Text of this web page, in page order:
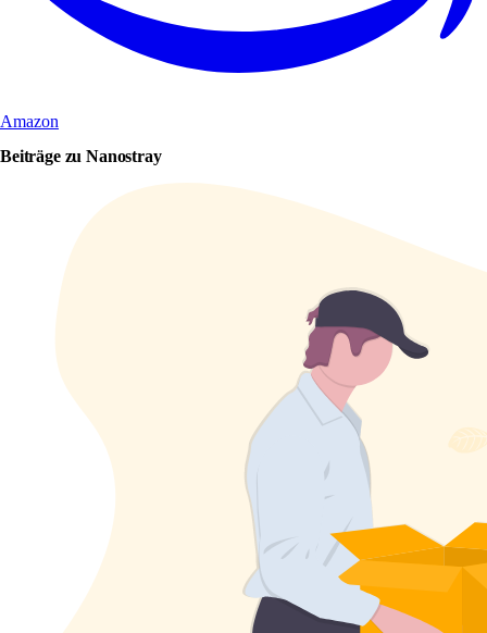
Amazon
Beiträge zu Nanostray